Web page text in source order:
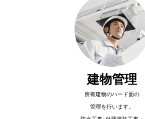
建物管理
所有建物のハード面の
管理を行います。